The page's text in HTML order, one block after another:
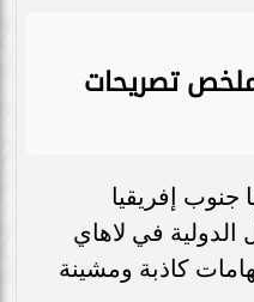
تصريحات
جنوب إفريقيا
في لاهاي
كاذبة ومشينة